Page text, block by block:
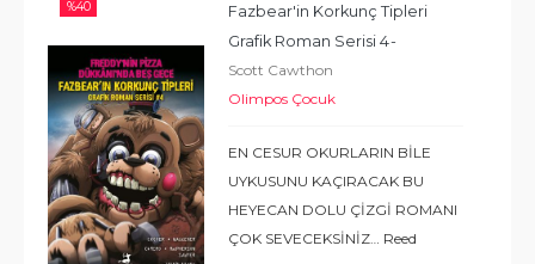
%40
Fazbear'in Korkunç Tipleri
Grafik Roman Serisi 4-
Freddy'nin Pizza Dükkanı'nda
Beş Gece
Scott Cawthon
Olimpos Çocuk
EN CESUR OKURLARIN BİLE
UYKUSUNU KAÇIRACAK BU
HEYECAN DOLU ÇİZGİ ROMANI
ÇOK SEVECEKSİNİZ… Reed